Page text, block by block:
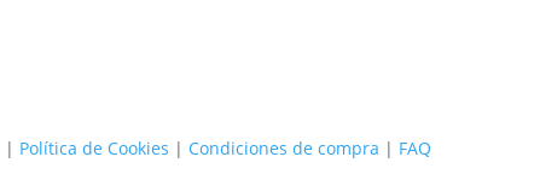
| Política de Cookies | Condiciones de compra | FAQ